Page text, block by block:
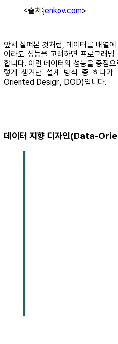
<출처:jenkov.com>
앞서 살펴본 것처럼, 데이터를 배열
이라도 성능을 고려하면 프로그래
합니다. 이런 데이터의 성능을 중점
렇게 생겨난 설계 방식 중 하나
Oriented Design, DOD)입니다.
데이터 지향 디자인(Data-